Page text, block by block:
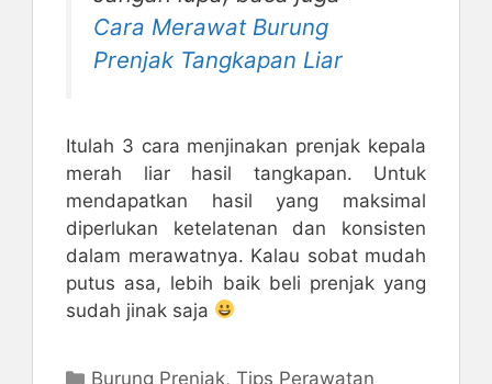
Cara Merawat Burung
Prenjak Tangkapan Liar
Itulah 3 cara menjinakan prenjak kepala
merah liar hasil tangkapan. Untuk
mendapatkan hasil yang maksimal
diperlukan ketelatenan dan konsisten
dalam merawatnya. Kalau sobat mudah
putus asa, lebih baik beli prenjak yang
sudah jinak saja
Kategori
Burung Prenjak,Tips Perawatan